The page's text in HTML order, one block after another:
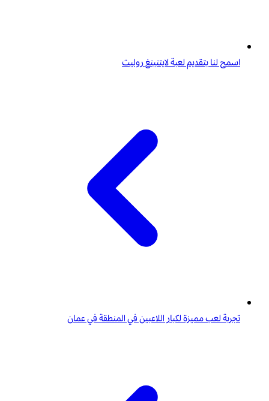
اسمح لنا بتقديم لعبة لايتنينغ روليت
تجربة لعب مميزة لكبار اللاعبين في المنطقة في عمان